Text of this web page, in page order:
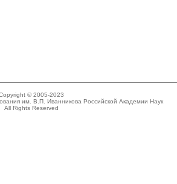
© 2005-2023
им. В.П. Иванникова Российской Академии Наук
All Rights Reserved